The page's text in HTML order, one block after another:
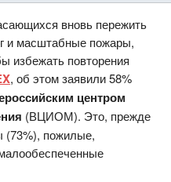
вновь пережить
и масштабные пожары,
избежать повторения
, об этом заявили 58%
центром
(ВЦИОМ). Это, прежде
(73%), пожилые,